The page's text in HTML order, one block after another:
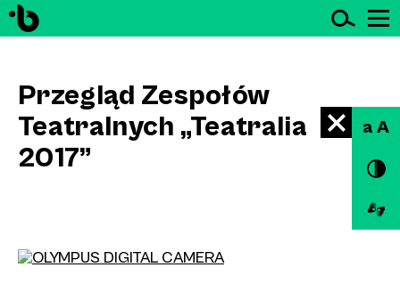
Przejdź do treści
Przegląd Zespołów
Teatralnych „Teatralia
2017”
a A